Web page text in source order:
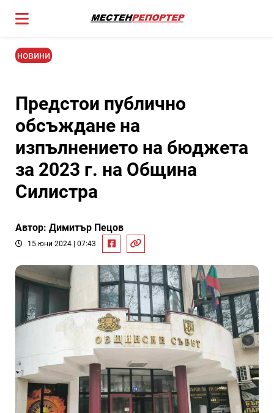
новини
Предстои публично
обсъждане на
изпълнението на бюджета
за 2023 г. на Община
Силистра
Автор: Димитър Пецов
15 юни 2024 | 07:43